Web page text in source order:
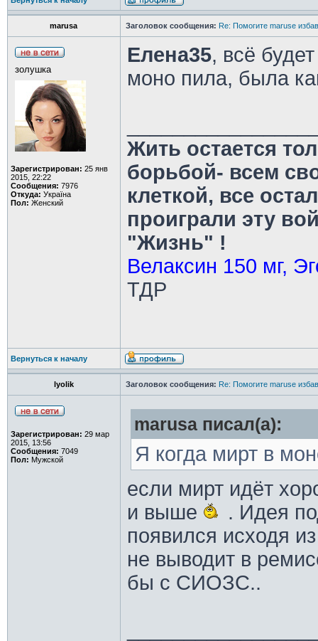
marusa Заголовок сообщения: Re: Помогите maruse
золушка
Зарегистрирован: 25 янв
2015, 22:22
Сообщения: 7976
Откуда: Україна
Пол: Женский
Елена35, всё
моно пила, была
Жить остается
борьбой- всем
клеткой, все
проиграли эту
"Жизнь" !
Велаксин 150 мг,
ТДР
Вернуться к началу
lyolik Заголовок сообщения: Re: Помогите maruse
Зарегистрирован: 29 мар
2015, 13:56
Сообщения: 7049
Пол: Мужской
marusa писал(а):
Я когда мирт в
если мирт идёт
и выше
. Идея
появился исходя
не выводит в
бы с СИОЗС..